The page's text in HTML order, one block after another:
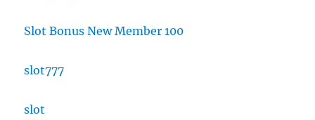
Slot Bonus New Member 100
slot777
slot